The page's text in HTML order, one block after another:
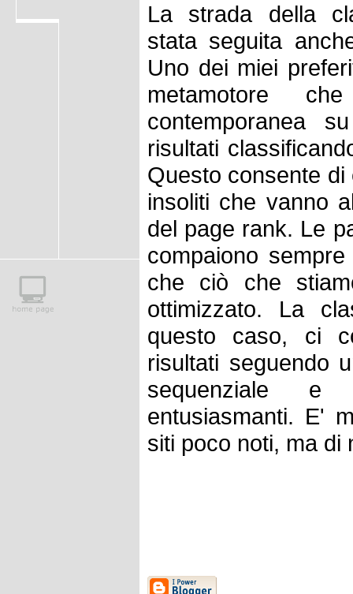
La strada della
stata seguita
Uno dei miei
metamotore
contemporanea
risultati
Questo consente
insoliti che vanno
del page rank. Le
compaiono
che ciò che
ottimizzato. La
questo caso, ci
risultati seguendo
sequenziale e
entusiasmanti. E'
siti poco noti, ma di